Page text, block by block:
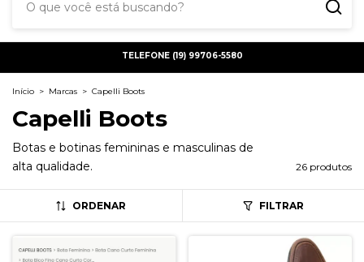
TELEFONE (19) 99706-5580
Início > Marcas > Capelli Boots
Capelli Boots
Botas e botinas femininas e masculinas de
alta qualidade.
26 produtos
ORDENAR FILTRAR